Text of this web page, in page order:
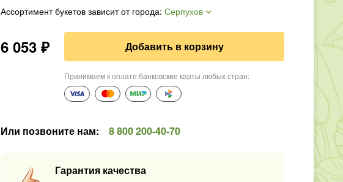
Ассортимент букетов зависит от города:Серпухов
6 053 ₽ Добавить в корзину
Принимаем к оплате банковские карты любых стран:
Или позвоните нам: 8 800 200-40-70
Гарантия качества